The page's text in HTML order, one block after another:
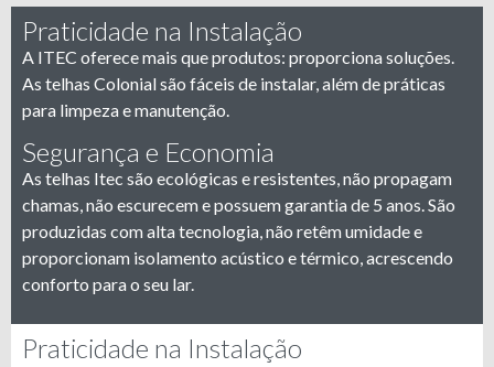
Praticidade na Instalação
A ITEC oferece mais que produtos: proporciona soluções.
As telhas Colonial são fáceis de instalar, além de práticas
para limpeza e manutenção.
Segurança e Economia
As telhas Itec são ecológicas e resistentes, não propagam
chamas, não escurecem e possuem garantia de 5 anos. São
produzidas com alta tecnologia, não retêm umidade e
proporcionam isolamento acústico e térmico, acrescendo
conforto para o seu lar.
Praticidade na Instalação